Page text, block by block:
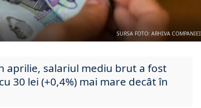
SURSA FOTO: ARHIVA COMPANIEI
aprilie, salariul mediu brut a fost
30 lei (+0,4%) mai mare decât în